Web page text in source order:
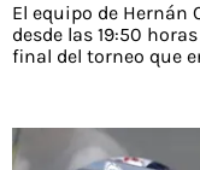
El equipo de Hernán
desde las 19:50
final del torneo que